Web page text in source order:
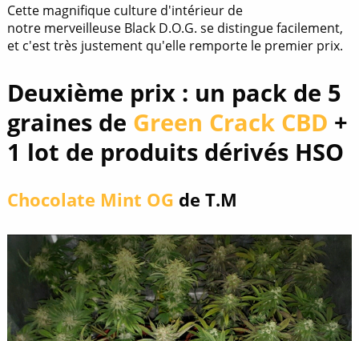
Cette magnifique culture d'intérieur de
notre merveilleuse Black D.O.G. se distingue facilement,
et c'est très justement qu'elle remporte le premier prix.
Deuxième prix : un pack de 5
graines de Green Crack CBD +
1 lot de produits dérivés HSO
Chocolate Mint OG de T.M